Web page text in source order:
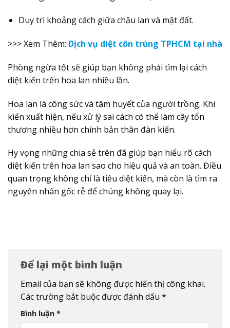
Duy trì khoảng cách giữa chậu lan và mặt đất.
>>> Xem Thêm: Dịch vụ diệt côn trùng TPHCM tại nhà
Phòng ngừa tốt sẽ giúp bạn không phải tìm lại cách
diệt kiến trên hoa lan nhiều lần.
Hoa lan là công sức và tâm huyết của người trồng. Khi
kiến xuất hiện, nếu xử lý sai cách có thể làm cây tổn
thương nhiều hơn chính bản thân đàn kiến.
Hy vọng những chia sẻ trên đã giúp bạn hiểu rõ cách
diệt kiến trên hoa lan sao cho hiệu quả và an toàn. Điều
quan trọng không chỉ là tiêu diệt kiến, mà còn là tìm ra
nguyên nhân gốc rễ để chúng không quay lại.
Để lại một bình luận
Email của bạn sẽ không được hiển thị công khai.
Các trường bắt buộc được đánh dấu *
Bình luận *